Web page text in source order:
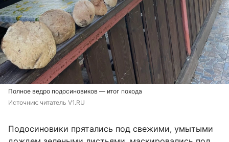
Полное ведро подосиновиков — итог похода
Источник: читатель V1.RU
Подосиновики прятались под свежими, умытыми